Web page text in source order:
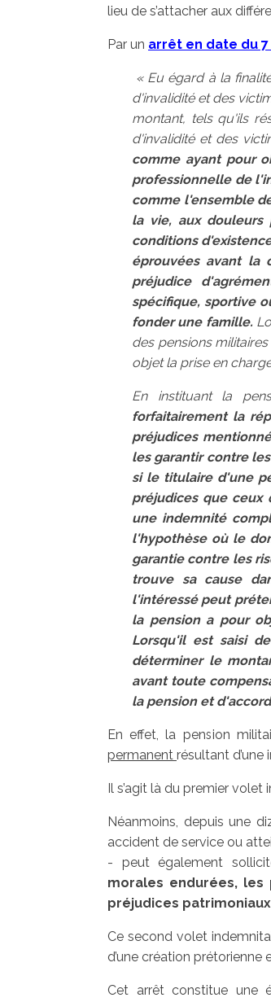
lieu de s’attacher aux
Par un arrêt en date du
« Eu égard à la
d'invalidité et des
montant, tels qu'ils
d'invalidité et des
comme ayant pour
professionnelle de
comme l'ensemble
la vie, aux douleurs
conditions
éprouvées avant la
préjudice
spécifique, sportive
fonder une famille.
des pensions
objet la prise en
En instituant la
forfaitairement la
préjudices
les garantir contre
si le titulaire d'une
préjudices que
une indemnité
l'hypothèse où le
garantie contre les
trouve sa cause
l'intéressé peut
la pension a pour
Lorsqu'il est saisi
déterminer le
avant toute
la pension et
En effet, la pension
permanent résultant
Il s’agit là du premier volet
Néanmoins, depuis une
accident de service ou
- peut également
morales endurées, les
préjudices
Ce second volet
d’une création prétorienne
Cet arrêt constitue une